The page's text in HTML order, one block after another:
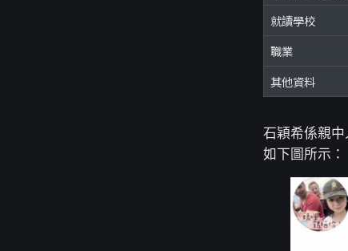
就讀學校
職業
其他資料
石穎希係親
如下圖所示：